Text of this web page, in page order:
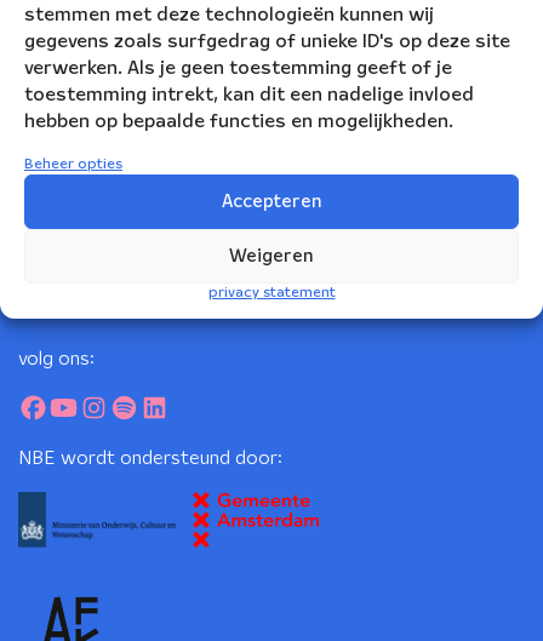
stemmen met deze technologieën kunnen wij
gegevens zoals surfgedrag of unieke ID's op deze site
verwerken. Als je geen toestemming geeft of je
toestemming intrekt, kan dit een nadelige invloed
hebben op bepaalde functies en mogelijkheden.
Beheer opties
Accepteren
Weigeren
privacy statement
Nederlands Blazers Ensemble
Korte Leidsedwarsstraat 12
volg ons:
NBE wordt ondersteund door: